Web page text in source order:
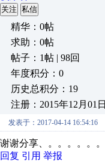
关注 私信
精华：0帖
求助：0帖
帖子：1帖 | 98回
年度积分：0
历史总积分：19
注册：2015年12月01日
发表于：2017-04-14 16:54:16
谢谢分享、。。。。。。
回复 引用 举报